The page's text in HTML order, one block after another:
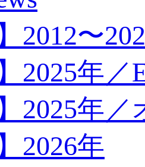
2012〜
2025年／
2025年
2026年